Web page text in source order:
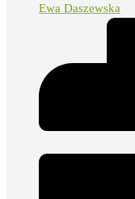
Ewa Daszewska